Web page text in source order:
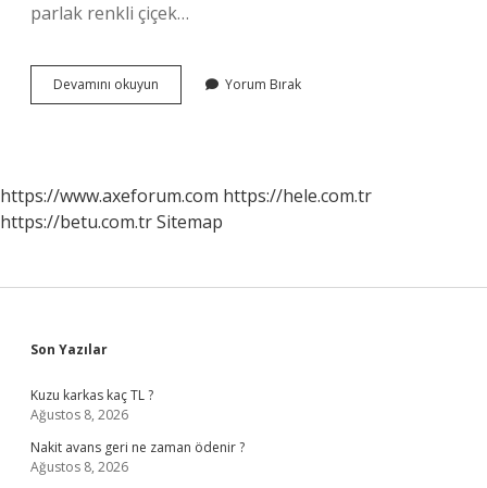
parlak renkli çiçek…
Devamını okuyun Lobelya
Çiçeği
Yorum Bırak
https://www.axeforum.com https://hele.com.tr
https://betu.com.trSitemap
Sidebar
Son Yazılar
Kuzu karkas kaç TL ?
Ağustos 8, 2026
Nakit avans geri ne zaman ödenir ?
Ağustos 8, 2026